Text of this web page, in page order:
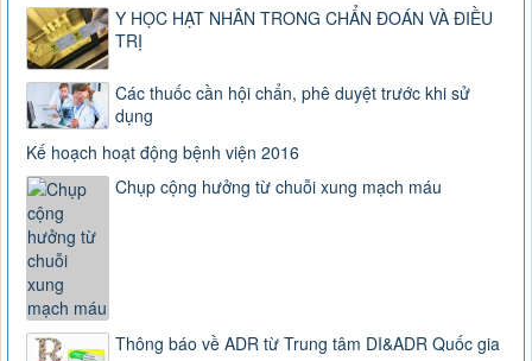
Y HỌC HẠT NHÂN TRONG CHẨN ĐOÁN VÀ ĐIỀU
TRỊ
Các thuốc cần hội chẩn, phê duyệt trước khi sử
dụng
Kế hoạch hoạt động bệnh viện 2016
Chụp cộng hưởng từ chuỗi xung mạch máu
Thông báo về ADR từ Trung tâm DI&ADR Quốc gia